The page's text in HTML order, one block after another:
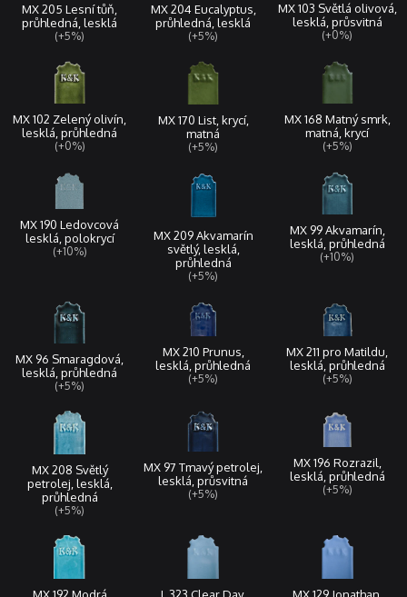
MX 205 Lesní tůň,
průhledná, lesklá
(+5%)
MX 204 Eucalyptus,
průhledná, lesklá
(+5%)
MX 103 Světlá olivová,
lesklá, průsvitná
(+0%)
MX 102 Zelený olivín,
lesklá, průhledná
(+0%)
MX 170 List, krycí,
matná
(+5%)
MX 168 Matný smrk,
matná, krycí
(+5%)
MX 190 Ledovcová
lesklá, polokrycí
(+10%)
MX 209 Akvamarín
světlý, lesklá,
průhledná
(+5%)
MX 99 Akvamarín,
lesklá, průhledná
(+10%)
MX 96 Smaragdová,
lesklá, průhledná
(+5%)
MX 210 Prunus,
lesklá, průhledná
(+5%)
MX 211 pro Matildu,
lesklá, průhledná
(+5%)
MX 208 Světlý
petrolej, lesklá,
průhledná
(+5%)
MX 97 Tmavý petrolej,
lesklá, průsvitná
(+5%)
MX 196 Rozrazil,
lesklá, průhledná
(+5%)